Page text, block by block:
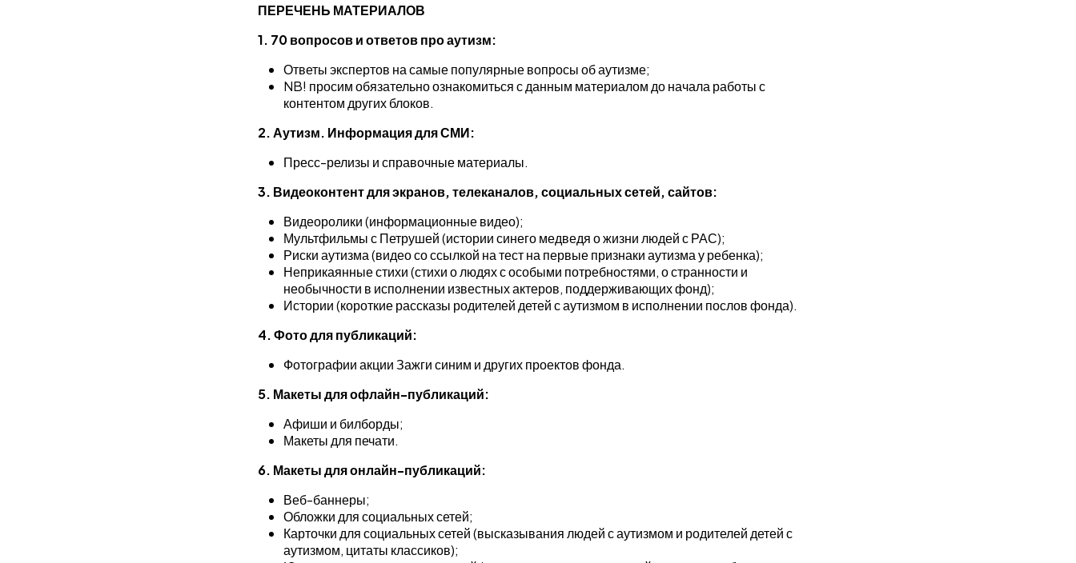
ПЕРЕЧЕНЬ МАТЕРИАЛОВ
1. 70 вопросов и ответов про аутизм:
Ответы экспертов на самые популярные вопросы об аутизме;
NB! просим обязательно ознакомиться с данным материалом до начала работы с
контентом других блоков.
2. Аутизм. Информация для СМИ:
Пресс-релизы и справочные материалы.
3. Видеоконтент для экранов, телеканалов, социальных сетей, сайтов:
Видеоролики (информационные видео);
Мультфильмы с Петрушей (истории синего медведя о жизни людей с РАС);
Риски аутизма (видео со ссылкой на тест на первые признаки аутизма у ребенка);
Неприкаянные стихи (стихи о людях с особыми потребностями, о странности и
необычности в исполнении известных актеров, поддерживающих фонд);
Истории (короткие рассказы родителей детей с аутизмом в исполнении послов фонда).
4. Фото для публикаций:
Фотографии акции Зажги синим и других проектов фонда.
5. Макеты для офлайн-публикаций:
Афиши и билборды;
Макеты для печати.
6. Макеты для онлайн-публикаций:
Веб-баннеры;
Обложки для социальных сетей;
Карточки для социальных сетей (высказывания людей с аутизмом и родителей детей с
аутизмом, цитаты классиков);